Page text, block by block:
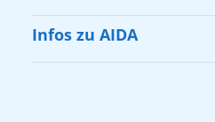
Nachhaltigkeit
Cruise & Help
Infos zu AIDA